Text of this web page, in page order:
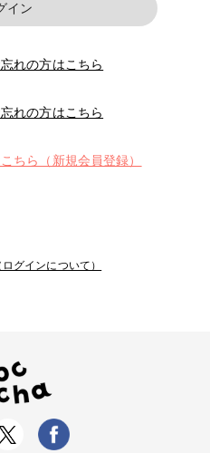
イン
れの方はこちら
れの方はこちら
ちら（新規会員登録）
グインについて）